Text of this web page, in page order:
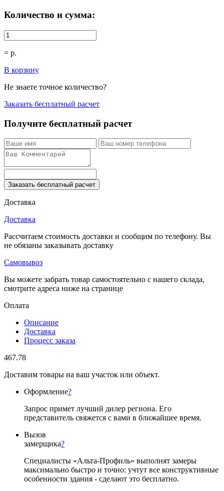
Количество и сумма:
= р.
В корзину
Не знаете точное количество?
Заказать бесплатный расчет
Получите бесплатный расчет
Заказать бесплатный расчет
Доставка
Доставка
Рассчитаем стоимость доставки и сообщим по телефону. Вы
не обязаны заказывать доставку
Самовывоз
Вы можете забрать товар самостоятельно с нашего склада,
смотрите адреса ниже на странице
Оплата
Описание
Доставка
Процесс заказа
467.78
Доставим товары на ваш участок или объект.
Оформление?
Запрос примет лучший дилер региона. Его
представитель свяжется с вами в ближайшее время.
Вызов
замерщика?
Специалисты «Альта-Профиль» выполнят замеры
максимально быстро и точно: учтут все конструктивные
особенности здания - сделают это бесплатно.